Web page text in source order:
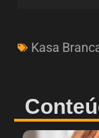
Kasa